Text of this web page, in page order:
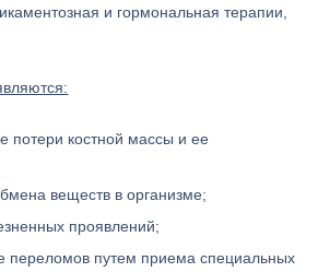
и гормональная терапии,
потери костной массы и ее
веществ в организме;
проявлений;
переломов путем приема специальных